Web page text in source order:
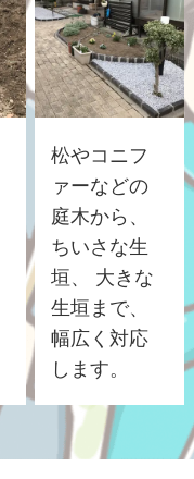
松やコニフ
ァーなどの
庭木から、
ちいさな生
垣、 大きな
生垣まで、
幅広く対応
します。